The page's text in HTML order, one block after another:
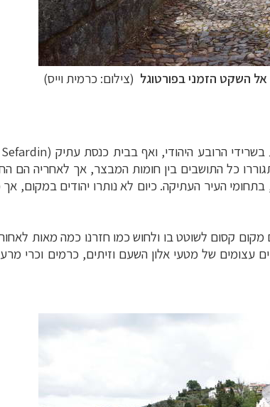
השקט הזמני בפורטוגל (צילום: כרמית וייס)
הרובע היהודי, ואף בבית כנסת עתיק (
המאה ה-14 התגוררו כל התושבים בין חומות המבצר, אך לאחריה
העיר העתיקה. כיום לא נותרו יהודים במקום,
קסום לשוטט בו ולחוש כמו חזרנו כמה מאות
של מטעי אלון השעם וזיתים, כרמים וכרי